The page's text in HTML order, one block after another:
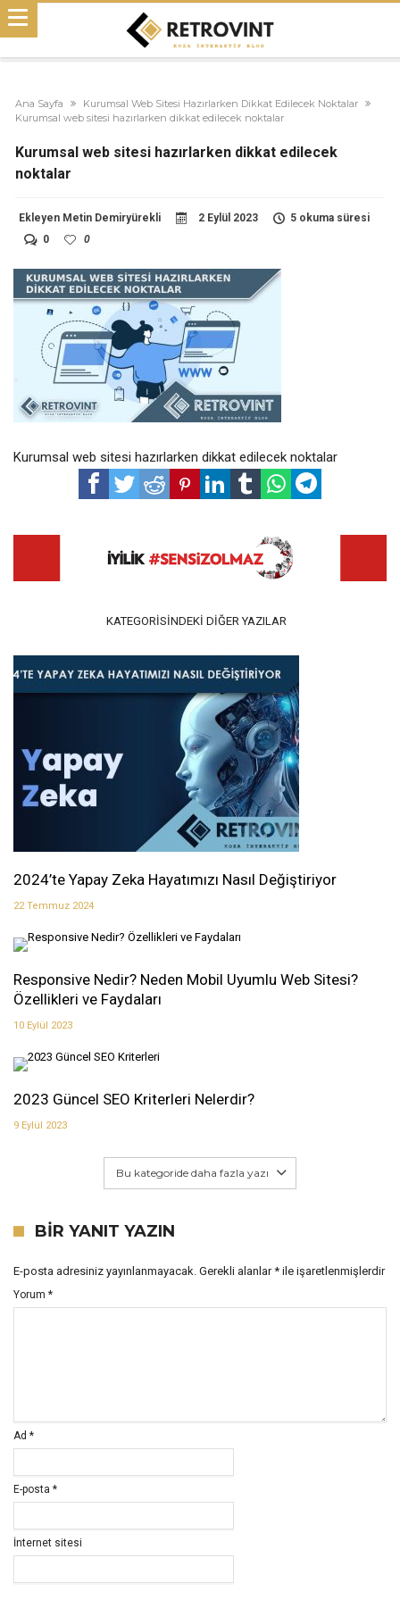
Ana Sayfa
Kurumsal Web Sitesi Hazırlarken Dikkat Edilecek Noktalar
Kurumsal web sitesi hazırlarken dikkat edilecek noktalar
Kurumsal web sitesi hazırlarken dikkat edilecek
noktalar
Ekleyen Metin Demiryürekli 2 Eylül 2023
5 okuma süresi
0
0
Kurumsal web sitesi hazırlarken dikkat edilecek noktalar
KATEGORISINDEKI DIĞER YAZILAR
2024’te Yapay Zeka Hayatımızı Nasıl Değiştiriyor
22 Temmuz 2024
Responsive Nedir? Neden Mobil Uyumlu Web Sitesi?
Özellikleri ve Faydaları
10 Eylül 2023
2023 Güncel SEO Kriterleri Nelerdir?
9 Eylül 2023
Bu kategoride daha fazla yazı
BIR YANIT YAZIN
E-posta adresiniz yayınlanmayacak. Gerekli alanlar* ile işaretlenmişlerdir
Yorum *
Ad *
E-posta *
İnternet sitesi